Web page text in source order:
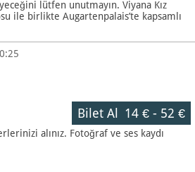
lütfen unutmayın. Viyana Kız
ile birlikte Augartenpalais’te kapsamlı
Bilet Al 14 €- 52 €
alınız. Fotoğraf ve ses kaydı